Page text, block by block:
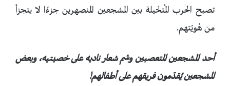
تصبح الحرب المُتخَيلة بين المشجعين المنصهرين جزءًا لا يتجزأ
من هُويّتهم.
أحد المشجعين المتعصبين وشم شعار ناديه على خصيتيه، وبعض
المشجعين يُقدّمون فريقهم على أطفالهم!